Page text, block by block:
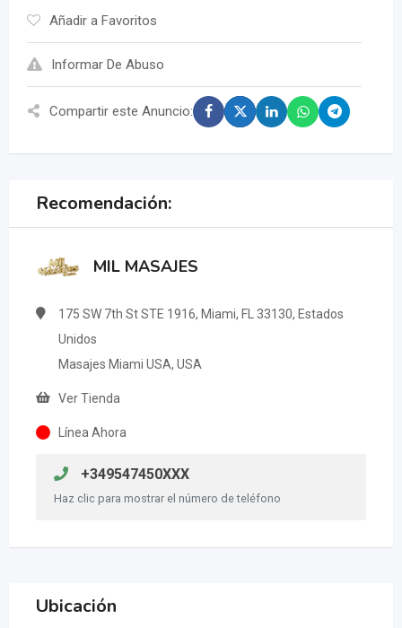
Añadir a Favoritos
Informar De Abuso
Compartir este Anuncio:
Recomendación:
MIL MASAJES
175 SW 7th St STE 1916, Miami, FL 33130, Estados
Unidos
Masajes Miami USA, USA
Ver Tienda
Línea Ahora
+349547450XXX
Haz clic para mostrar el número de teléfono
Ubicación